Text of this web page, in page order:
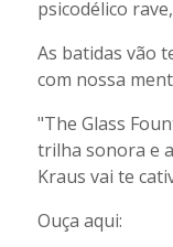
psicodélico
As batidas vão
com nossa
"The Glass
trilha sonora e
Kraus vai te
Ouça aqui: